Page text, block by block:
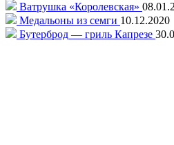
Ватрушка «Королевская»
Медальоны из семги 10.12.2020
Бутерброд — гриль Капрезе